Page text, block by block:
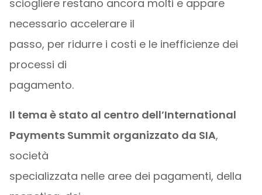
sciogliere restano ancora molti e appare
necessario accelerare il
passo, per ridurre i costi e le inefficienze dei
processi di
pagamento.
Il tema è stato al centro dell’International
Payments Summit organizzato da SIA,
società
specializzata nelle aree dei pagamenti, della